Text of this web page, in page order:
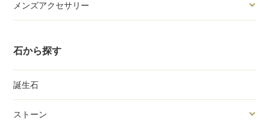
メンズアクセサリー
石から探す
誕生石
ストーン